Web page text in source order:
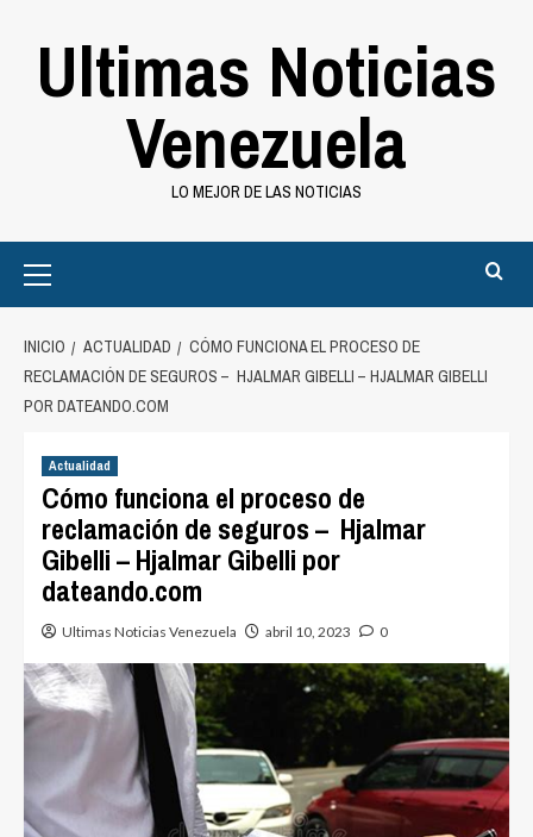
Ultimas Noticias
Venezuela
LO MEJOR DE LAS NOTICIAS
Menu
INICIO ACTUALIDAD
CÓMO FUNCIONA EL PROCESO DE
RECLAMACIÓN DE SEGUROS – HJALMAR GIBELLI – HJALMAR GIBELLI
POR DATEANDO.COM
Actualidad
Cómo funciona el proceso de
reclamación de seguros – Hjalmar
Gibelli – Hjalmar Gibelli por
dateando.com
Ultimas Noticias Venezuela abril 10, 2023 0